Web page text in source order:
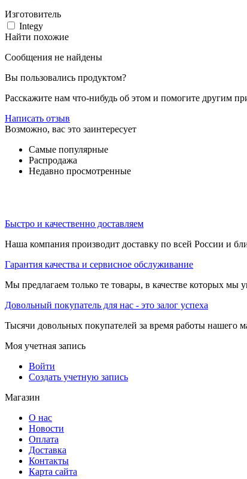
Изготовитель
Integy
Найти похожие
Сообщения не найдены
Вы пользовались продуктом?
Расскажите нам что-нибудь об этом и помогите другим
Написать отзыв
Возможно, вас это заинтересует
Самые популярные
Распродажа
Недавно просмотренные
Быстро и качественно доставляем
Наша компания производит доставку по всей России и
Гарантия качества и сервисное обслуживание
Мы предлагаем только те товары, в качестве которых мы
Довольный покупатель для нас - это залог успеха
Тысячи довольных покупателей за время работы нашего
Моя учетная запись
Войти
Создать учетную запись
Магазин
О нас
Новости
Оплата
Доставка
Контакты
Карта сайта